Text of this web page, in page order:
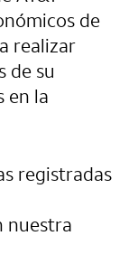
de
realizar
de su
en la
registradas
nuestra